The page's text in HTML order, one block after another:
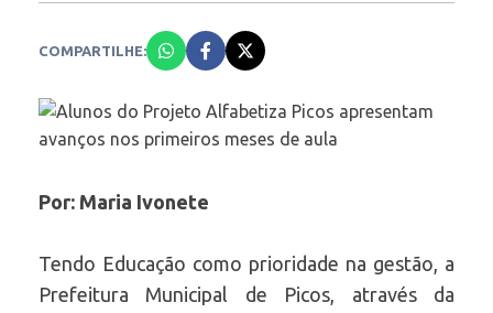
COMPARTILHE:
Por: Maria Ivonete
Tendo Educação como prioridade na gestão, a
Prefeitura Municipal de Picos, através da